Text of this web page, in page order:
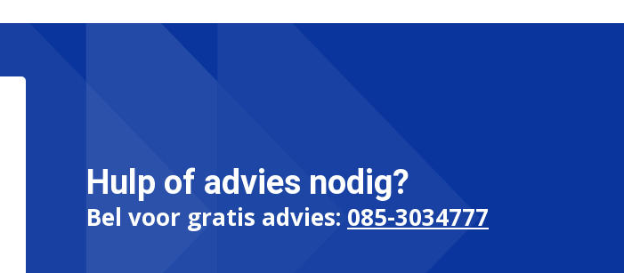
Hulp of advies nodig?
Bel voor gratis advies: 085-3034777